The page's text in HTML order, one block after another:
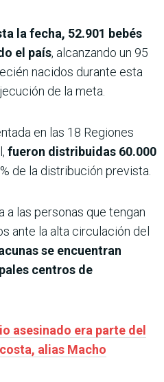
la fecha, 52.901 bebés
el país, alcanzando un 95
nacidos durante esta
de la meta.
en las 18 Regiones
fueron distribuidas 60.000
de la distribución prevista.
a las personas que tengan
ante la alta circulación del
se encuentran
centros de
asesinado era parte del
alias Macho